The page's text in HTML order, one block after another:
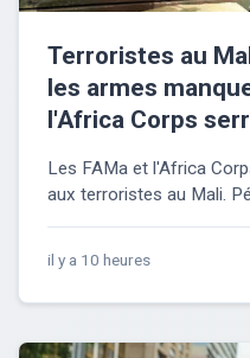
Terroristes au
les armes
l'Africa Corps
Les FAMa et l'Africa
aux terroristes au Mali.
il y a 10 heures